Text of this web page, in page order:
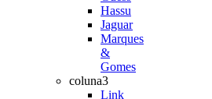
Hassu
Jaguar
Marques
&
Gomes
coluna3
Link